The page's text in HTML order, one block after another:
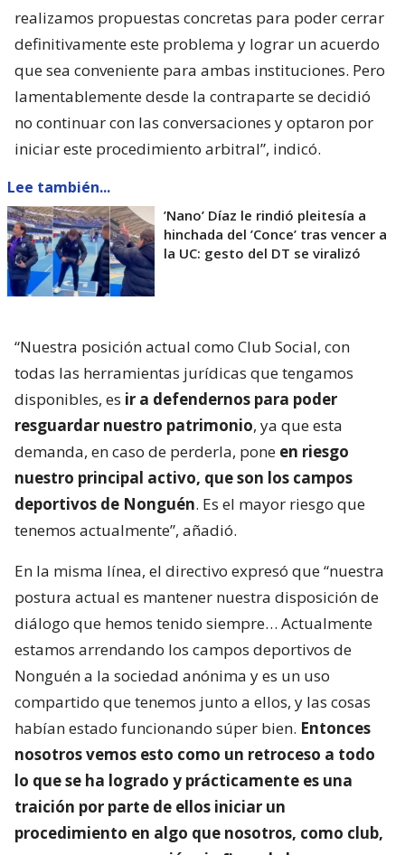
realizamos propuestas concretas para poder cerrar
definitivamente este problema y lograr un acuerdo
que sea conveniente para ambas instituciones. Pero
lamentablemente desde la contraparte se decidió
no continuar con las conversaciones y optaron por
iniciar este procedimiento arbitral”, indicó.
Lee también...
’Nano’ Díaz le rindió pleitesía a
hinchada del ’Conce’ tras vencer a
la UC: gesto del DT se viralizó
“Nuestra posición actual como Club Social, con
todas las herramientas jurídicas que tengamos
disponibles, es ir a defendernos para poder
resguardar nuestro patrimonio, ya que esta
demanda, en caso de perderla, pone en riesgo
nuestro principal activo, que son los campos
deportivos de Nonguén. Es el mayor riesgo que
tenemos actualmente”, añadió.
En la misma línea, el directivo expresó que “nuestra
postura actual es mantener nuestra disposición de
diálogo que hemos tenido siempre… Actualmente
estamos arrendando los campos deportivos de
Nonguén a la sociedad anónima y es un uso
compartido que tenemos junto a ellos, y las cosas
habían estado funcionando súper bien. Entonces
nosotros vemos esto como un retroceso a todo
lo que se ha logrado y prácticamente es una
traición por parte de ellos iniciar un
procedimiento en algo que nosotros, como club,